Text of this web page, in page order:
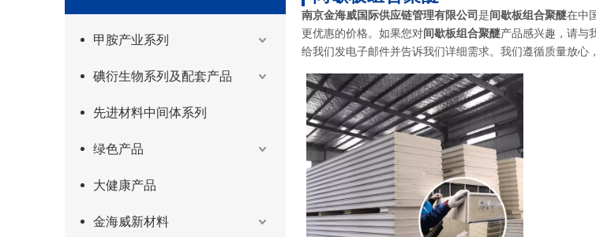
甲胺产业系列
碘衍生物系列及配套产品
先进材料中间体系列
绿色产品
大健康产品
金海威新材料
南京金海威国际供应链管理有限公司 是 间歇板组合聚醚在中
更优惠的价格。如果您对 间歇板组合聚醚产品感兴趣，请与
给我们发电子邮件并告诉我们详细需求。我们遵循质量放心